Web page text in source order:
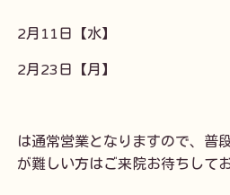
2月11日【水】
2月23日【月】
は通常営業となりますので、普
が難しい方はご来院お待ちしてお